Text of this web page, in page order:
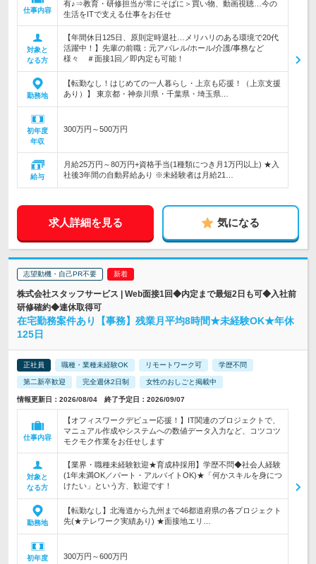
仕事内容
有♪⇒教育・研修担当が常にそばに＞買い物、動画視聴…今の
生活をITで支える仕事をお任せ
対象と
なる方
【年間休日125日、原則定時退社…メリハリのある環境で20代
活躍中！】先輩の前職：元アパレル/ホール/介護/事務など
様々 ＃面接1回／即内定も可能！
勤務地
【転勤なし！はじめての一人暮らし・上京も応援！（上京支援
あり）】 東京都・神奈川県・千葉県・埼玉県…
初年度
年収
300万円～500万円
給与
月給25万円～80万円+資格手当(1種類につき月1万円以上) ★入
社後3年間の自動昇給あり ※未経験者は月給21…
求人詳細を見る 気になる
志望動機・自己PR不要
株式会社スタッフサービス | Web面接1回◆内定まで最短2日も可◆入社前
研修確約◆連休取得可
在宅勤務案件あり【事務】残業月平均8時間★未経験OK★年休
125日
正社員 職種・業種未経験OK リモートワーク可 学歴不問
第二新卒歓迎 完全週休2日制 女性のおしごと掲載中
情報更新日：2026/08/04 終了予定日：2026/09/07
仕事内容
【オフィスワークデビュー応援！】IT関連のプロジェクトで、
マニュアル作成やシステムへの数値データ入力など、コツコツ
モクモク作業をお任せします
対象と
なる方
【業界・職種未経験歓迎★育成枠採用】学歴不問◆社会人経験
(1年未満OK／パート・アルバイトOK)★「何かスキルを身につ
けたい」という方、歓迎です！
勤務地
【転勤なし】北海道から九州まで46都道府県の各プロジェクト
先(★テレワーク実績あり) ★面接地エリ…
初年度
300万円～600万円